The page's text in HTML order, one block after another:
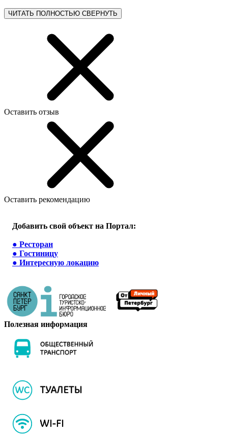
ЧИТАТЬ ПОЛНОСТЬЮ СВЕРНУТЬ
Оставить отзыв
Оставить рекомендацию
Добавить свой объект на Портал:
● Ресторан
● Гостиницу
● Интересную локацию
Полезная информация